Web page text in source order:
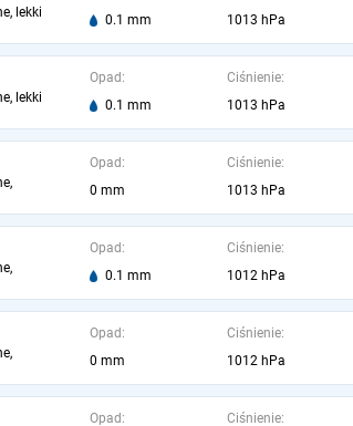
lekki
0.1 mm
1013 hPa
lekki
Opad:
0.1 mm
Ciśnienie:
1013 hPa
Opad:
0 mm
Ciśnienie:
1013 hPa
Opad:
0.1 mm
Ciśnienie:
1012 hPa
Opad:
0 mm
Ciśnienie:
1012 hPa
Opad:
Ciśnienie: